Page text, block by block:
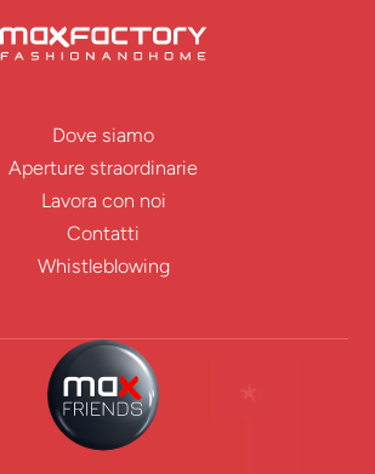
Dove siamo
Aperture straordinarie
Lavora con noi
Contatti
Whistleblowing
ENTRA IN
FRIENDS!